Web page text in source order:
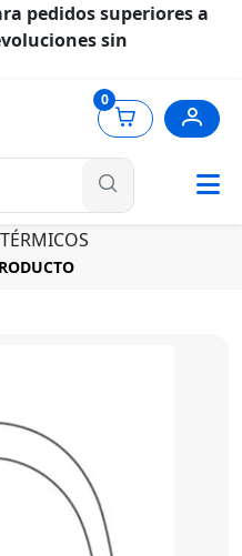
superiores a
sin
0